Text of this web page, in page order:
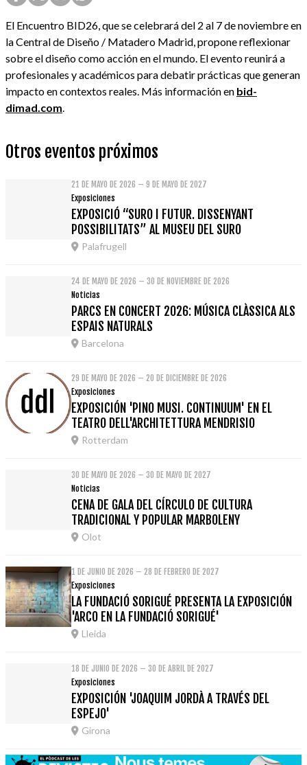
El Encuentro BID26, que se celebrará del 2 al 7 de noviembre en
la Central de Diseño / Matadero Madrid, propone reflexionar
sobre el diseño como acción en el mundo. El evento reunirá a
profesionales y académicos para debatir prácticas que generan
impacto en contextos reales. Más información en bid-
dimad.com
Otros eventos próximos
21 DE MAYO DE 2026 – 9 DE MAYO DE 2027
Exposiciones
EXPOSICIÓ “SURO I FUTUR. DISSENYANT
POSSIBILITATS” AL MUSEU DEL SURO
Palafrugell
24 DE MAYO DE 2026 – 30 DE NOVIEMBRE DE 2026
Noticias
PARCS EN CONCERT 2026: MÚSICA CLÀSSICA ALS
ESPAIS NATURALS
Barcelona
29 DE MAYO DE 2026 – 20 DE DICIEMBRE DE 2026
Exposiciones
EXPOSICIÓN 'PINO MUSI. CONTINUUM' EN EL
TEATRO DELL'ARCHITETTURA MENDRISIO
Rotterdam
30 DE MAYO DE 2026 – 30 DE MAYO DE 2027
Noticias
CENA DE GALA DEL CÍRCULO DE CULTURA
TRADICIONAL Y POPULAR MARBOLENY
Olot
1 DE JUNIO DE 2026 – 28 DE FEBRERO DE 2027
Exposiciones
LA FUNDACIÓ SORIGUÉ PRESENTA LA EXPOSICIÓN
'ARCO EN LA FUNDACIÓ SORIGUÉ'
Lleida
18 DE JUNIO DE 2026 – 30 DE ABRIL DE 2027
Exposiciones
EXPOSICIÓN 'JOAQUIM JORDÀ A TRAVÉS DEL
ESPEJO'
Girona